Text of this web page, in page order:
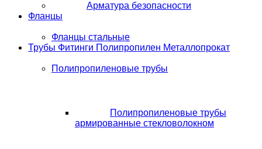
Арматура безопасности
Фланцы
Фланцы стальные
Трубы Фитинги Полипропилен Металлопрокат
Полипропиленовые трубы
Полипропиленовые трубы
армированные стекловолокном